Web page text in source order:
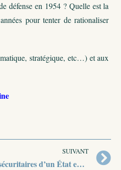
défense en 1954 ? Quelle est la
pour tenter de rationaliser
stratégique, etc…) et aux
SUIVANT
Le Bhoutan : les défis diplomatiques et sécuritaires d’un État enclavé